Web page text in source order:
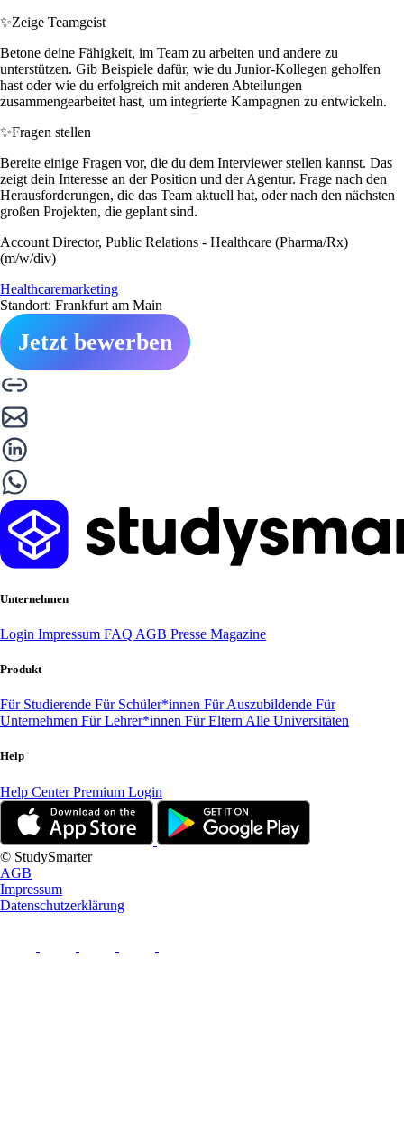
✨Zeige Teamgeist
Betone deine Fähigkeit, im Team zu arbeiten und andere zu
unterstützen. Gib Beispiele dafür, wie du Junior-Kollegen geholfen
hast oder wie du erfolgreich mit anderen Abteilungen
zusammengearbeitet hast, um integrierte Kampagnen zu entwickeln.
✨Fragen stellen
Bereite einige Fragen vor, die du dem Interviewer stellen kannst. Das
zeigt dein Interesse an der Position und der Agentur. Frage nach den
Herausforderungen, die das Team aktuell hat, oder nach den nächsten
großen Projekten, die geplant sind.
Account Director, Public Relations - Healthcare (Pharma/Rx)
(m/w/div)
Healthcaremarketing
Standort: Frankfurt am Main
Jetzt bewerben
Unternehmen
Login Impressum FAQ AGB Presse Magazine
Produkt
Für Studierende Für Schüler*innen Für Auszubildende Für
Unternehmen Für Lehrer*innen Für Eltern Alle Universitäten
Help
Help CenterPremium Login
© StudySmarter
AGB
Impressum
Datenschutzerklärung